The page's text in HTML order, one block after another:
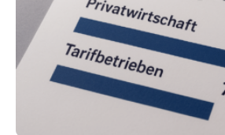
Städte Hamburg, München und
hingegen die
der freiberuflichen Gründungen je…